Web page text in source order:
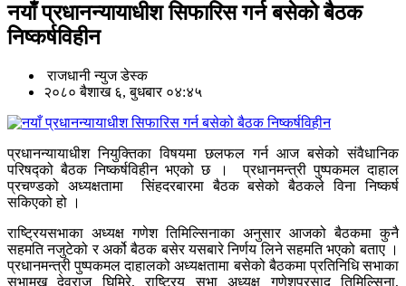
नयाँ प्रधानन्यायाधीश सिफारिस गर्न बसेको बैठक
निष्कर्षविहीन
राजधानी न्युज डेस्क
२०८० बैशाख ६, बुधबार ०४:४५
प्रधानन्यायाधीश नियुक्तिका विषयमा छलफल गर्न आज बसेको संवैधानिक
परिषद्को बैठक निष्कर्षविहीन भएको छ । प्रधानमन्त्री पुष्पकमल दाहाल
प्रचण्डको अध्यक्षतामा सिंहदरबारमा बैठक बसेको बैठकले विना निष्कर्ष
सकिएको हो ।
राष्ट्रियसभाका अध्यक्ष गणेश तिमिल्सिनाका अनुसार आजको बैठकमा कुनै
सहमति नजुटेको र अर्को बैठक बसेर यसबारे निर्णय लिने सहमति भएको बताए ।
प्रधानमन्त्री पुष्पकमल दाहालको अध्यक्षतामा बसेको बैठकमा प्रतिनिधि सभाका
सभामुख देवराज घिमिरे, राष्ट्रिय सभा अध्यक्ष गणेशप्रसाद तिमिल्सिना,